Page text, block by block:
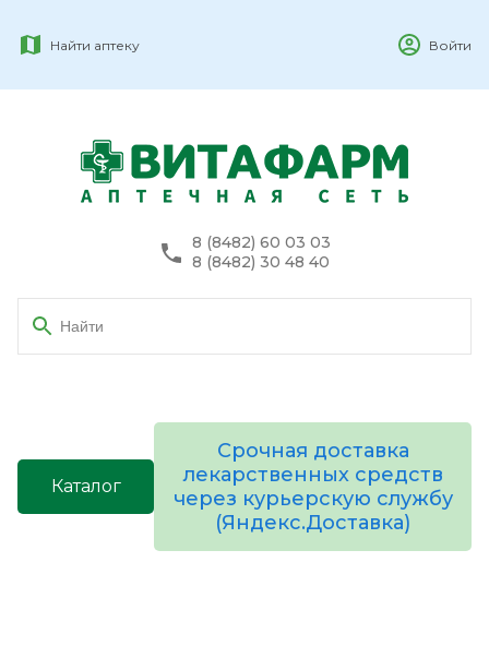
Найти аптеку Войти
8 (8482) 60 03 03
8 (8482) 30 48 40
Каталог
Срочная доставка
лекарственных средств
через курьерскую службу
(Яндекс.Доставка)